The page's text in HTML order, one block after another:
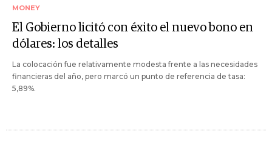
MONEY
El Gobierno licitó con éxito el nuevo bono en
dólares: los detalles
La colocación fue relativamente modesta frente a las necesidades
financieras del año, pero marcó un punto de referencia de tasa:
5,89%.